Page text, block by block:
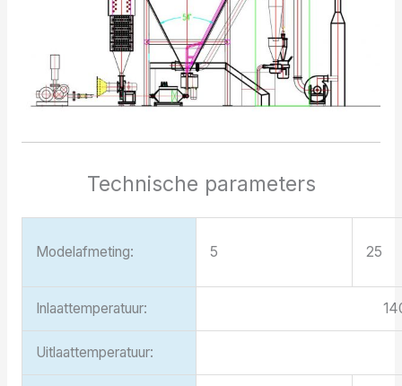
Technische parameters
Modelafmeting: 5 25
Inlaattemperatuur:
Uitlaattemperatuur: